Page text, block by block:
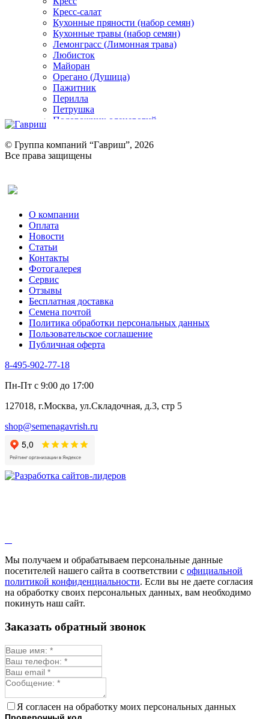
Кресс-салат
Кухонные пряности (набор семян)
Кухонные травы (набор семян)
Лемонграсс (Лимонная трава)
Любисток
Майоран
Орегано (Душица)
Пажитник
Перилла
Петрушка
Подорожник оленерогий
Ревень
Рукола
Рута
Тмин
Трава для чая
Туласи
Укроп
Фенхель пряный
Хризантема овощная
Цикорий пряный
Цикорий салатный (Витлуф)
Черемша
Шпинат
Щавель
Эндивий
Эстрагон
Алтей
Анис
Бессмертник
Валериана
Валерианелла
Гибискус лекарственный
Девясил
Душица
Змееголовник
Мыльнянка
Мята
Овсяный корень
Огуречная трава
Пустырник
Репешок
Синюха
Смесь лекарственных
Стевия
Тимьян ползучий (чабрец)
© Группа компаний “Гавриш”, 2026
Все права защищены
О компании
Оплата
Новости
Статьи
Контакты
Фотогалерея​
Сервис
Отзывы
Бесплатная доставка
Семена почтой
Политика обработки персональных данных
Пользовательское соглашение
Публичная оферта
8-495-902-77-18
Пн-Пт с 9:00 до 17:00
127018, г.Москва, ул.Складочная, д.3, стр 5
shop@semenagavrish.ru
Мы получаем и обрабатываем персональные данные
посетителей нашего сайта в соответствии с официальной
политикой конфиденциальности. Если вы не даете согласия
на обработку своих персональных данных, вам необходимо
покинуть наш сайт.
Заказать обратный звонок
Я согласен на обработку моих персональных данных